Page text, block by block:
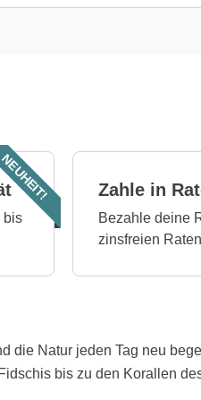
NEUHEIT!
bis
Zahle in
Bezahle deine
zinsfreien
die Natur jeden Tag neu
bis zu den Korallen